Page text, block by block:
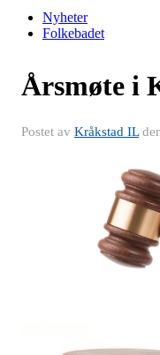
Nyheter
Folkebadet
Årsmøte i
Postet av Kråkstad IL